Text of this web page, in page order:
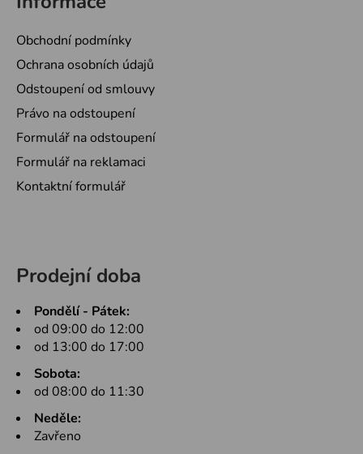
Obchodní podmínky
Ochrana osobních údajů
Odstoupení od smlouvy
Právo na odstoupení
Formulář na odstoupení
Formulář na reklamaci
Kontaktní formulář
Prodejní doba
Pondělí - Pátek:
od 09:00 do 12:00
od 13:00 do 17:00
Sobota:
od 08:00 do 11:30
Neděle:
Zavřeno